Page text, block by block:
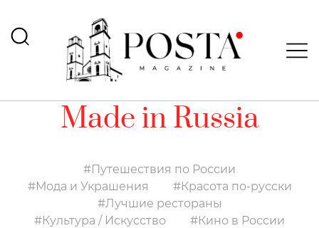
Made in Russia
Путешествия по России
Мода и Украшения
Красота по-русски
Лучшие рестораны
Культура / Искусство
Кино в России